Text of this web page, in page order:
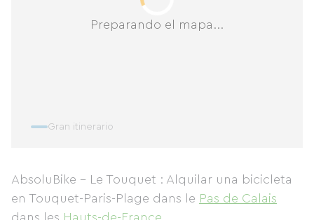
Preparando el mapa...
Gran itinerario
AbsoluBike - Le Touquet : Alquilar una bicicleta
en Touquet-Paris-Plage dans le Pas de Calais
dans les Hauts-de-France